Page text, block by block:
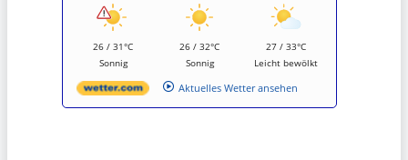
26 / 31°C
Sonnig
26 / 32°C
Sonnig
27 / 33°C
Leicht bewölkt
Aktuelles Wetter ansehen